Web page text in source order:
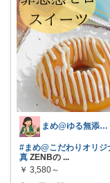
まめ@ゆる無添加でミニマル生活☕
#まめ@こだわりオリジ
真 ZENBの ...
￥ 3,580～